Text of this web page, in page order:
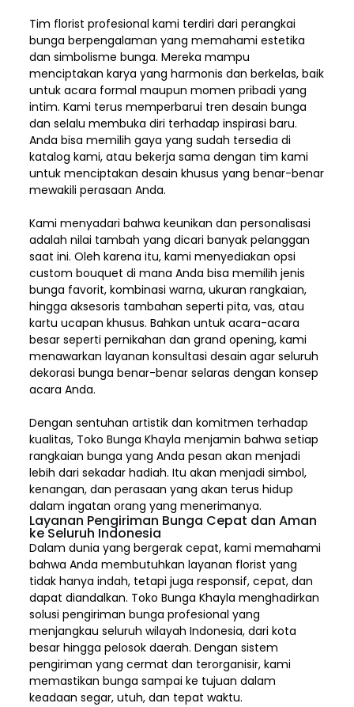
Tim florist profesional kami terdiri dari perangkai
bunga berpengalaman yang memahami estetika
dan simbolisme bunga. Mereka mampu
menciptakan karya yang harmonis dan berkelas, baik
untuk acara formal maupun momen pribadi yang
intim. Kami terus memperbarui tren desain bunga
dan selalu membuka diri terhadap inspirasi baru.
Anda bisa memilih gaya yang sudah tersedia di
katalog kami, atau bekerja sama dengan tim kami
untuk menciptakan desain khusus yang benar-benar
mewakili perasaan Anda.
Kami menyadari bahwa keunikan dan personalisasi
adalah nilai tambah yang dicari banyak pelanggan
saat ini. Oleh karena itu, kami menyediakan opsi
custom bouquet di mana Anda bisa memilih jenis
bunga favorit, kombinasi warna, ukuran rangkaian,
hingga aksesoris tambahan seperti pita, vas, atau
kartu ucapan khusus. Bahkan untuk acara-acara
besar seperti pernikahan dan grand opening, kami
menawarkan layanan konsultasi desain agar seluruh
dekorasi bunga benar-benar selaras dengan konsep
acara Anda.
Dengan sentuhan artistik dan komitmen terhadap
kualitas, Toko Bunga Khayla menjamin bahwa setiap
rangkaian bunga yang Anda pesan akan menjadi
lebih dari sekadar hadiah. Itu akan menjadi simbol,
kenangan, dan perasaan yang akan terus hidup
dalam ingatan orang yang menerimanya.
Layanan Pengiriman Bunga Cepat dan Aman
ke Seluruh Indonesia
Dalam dunia yang bergerak cepat, kami memahami
bahwa Anda membutuhkan layanan florist yang
tidak hanya indah, tetapi juga responsif, cepat, dan
dapat diandalkan. Toko Bunga Khayla menghadirkan
solusi pengiriman bunga profesional yang
menjangkau seluruh wilayah Indonesia,dari kota
besar hingga pelosok daerah. Dengan sistem
pengiriman yang cermat dan terorganisir, kami
memastikan bunga sampai ke tujuan dalam
keadaan segar, utuh, dan tepat waktu.